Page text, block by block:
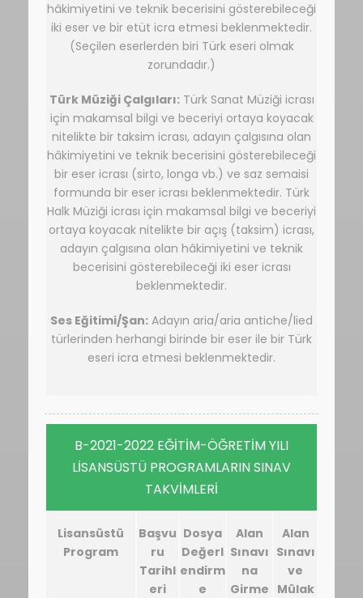
hâkimiyetini ve teknik becerisini gösterebileceği
iki eser ve bir etüt icra etmesi beklenmektedir.
(Seçilen eserlerden biri Türk eseri olmak
zorundadır.)
Türk Müziği Çalgıları:Türk Sanat Müziği icrası
için makamsal bilgi ve beceriyi ortaya koyacak
nitelikte bir taksim icrası, adayın çalgısına olan
hâkimiyetini ve teknik becerisini gösterebileceği
bir eser icrası (sirto, longa vb.) ve saz semaisi
formunda bir eser icrası beklenmektedir. Türk
Halk Müziği icrası için makamsal bilgi ve beceriyi
ortaya koyacak nitelikte bir açış (taksim) icrası,
adayın çalgısına olan hâkimiyetini ve teknik
becerisini gösterebileceği iki eser icrası
beklenmektedir.
Ses Eğitimi/Şan: Adayın aria/aria antiche/lied
türlerinden herhangi birinde bir eser ile bir Türk
eseri icra etmesi beklenmektedir.
B-2021-2022 EĞİTİM-ÖĞRETİM YILI
LİSANSÜSTÜ PROGRAMLARIN SINAV
TAKVİMLERİ
Lisansüstü
Program
Başvu
ru
Tarihl
eri
Dosya
Değerl
endirm
e
Alan
Sınavı
na
Girme
Alan
Sınavı
ve
Mülak